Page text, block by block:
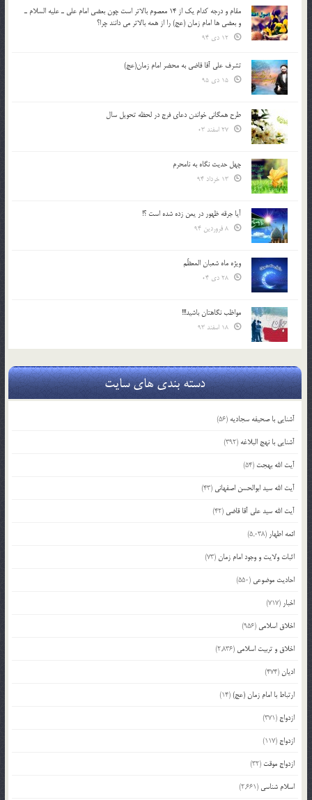
مقام و درجه كدام يك از 14 معصوم بالاتر است چون بعضي امام علي ـ عليه السلام ـ
و بعضي ها امام زمان (عج) را از همه بالاتر مي دانند چرا؟
تشرف علي آقا قاضي به محضر امام زمان(عج)
طرح همگانی خواندن دعای فرج در لحظه تحویل سال
چهل حدیث نگاه به نامحرم
آیا جرقه ظهور در یمن زده شده است ؟!
ویژه ماه شعبان المعظّم
مواظب نگاهتان باشید!!!
دسته بندی های سایت
آشنایی با صحیفه سجادیه (56)
آشنایی با نهج البلاغه (392)
آیت الله بهجت (54)
آیت الله سید ابوالحسن اصفهانی (43)
آیت الله سید علی آقا قاضی (42)
ائمه اطهار (5,038)
اثبات ولایت و وجود امام زمان(73)
احادیث موضوعی (550)
اخبار (717)
اخلاق اسلامی (956)
اخلاق و تربیت اسلامی (2,836)
ادیان(474)
ارتباط با امام زمان (عج)(14)
ازدواج (371)
ازدواج (117)
ازدواج موقت (32)
اسلام شناسی (2,661)